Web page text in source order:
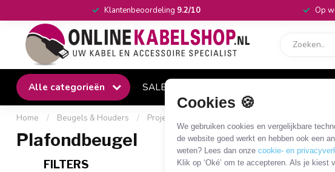
Cookies 🍪
We gebruiken cookies en vergelijkbare
de website goed werkt en hebben ook een
weten? Lees dan onze cookie- en
Klik op ‘Oké’ om te accepteren. Als je kiest
Klantenbeoordeling 9.2/10 Op
Alle categorieën SALE
Home / Beugels & Houders / Projector
Plafondbeugel
FILTERS 13 PRODUCTEN